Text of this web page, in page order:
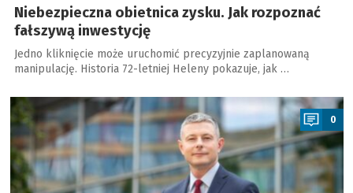
Niebezpieczna obietnica zysku. Jak rozpoznać
fałszywą inwestycję
Jedno kliknięcie może uruchomić precyzyjnie zaplanowaną
manipulację. Historia 72-letniej Heleny pokazuje, jak …
a
0